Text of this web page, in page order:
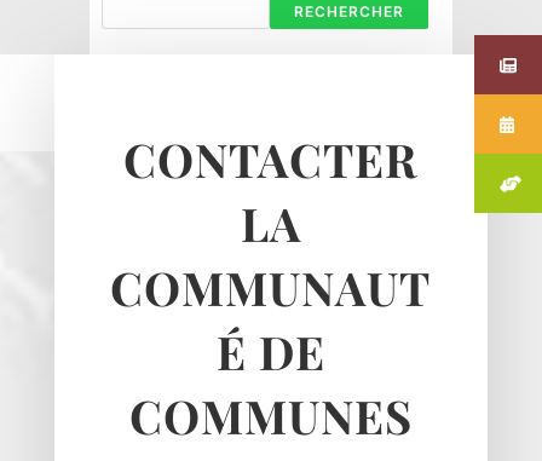
RECHERCHER
CONTACTER
LA
COMMUNAUT
É DE
COMMUNES